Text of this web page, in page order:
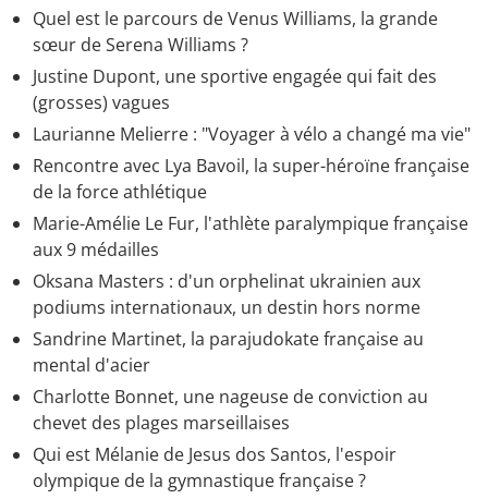
Quel est le parcours de Venus Williams, la grande
sœur de Serena Williams ?
Justine Dupont, une sportive engagée qui fait des
(grosses) vagues
Laurianne Melierre : "Voyager à vélo a changé ma vie"
Rencontre avec Lya Bavoil, la super-héroïne française
de la force athlétique
Marie-Amélie Le Fur, l'athlète paralympique française
aux 9 médailles
Oksana Masters : d'un orphelinat ukrainien aux
podiums internationaux, un destin hors norme
Sandrine Martinet, la parajudokate française au
mental d'acier
Charlotte Bonnet, une nageuse de conviction au
chevet des plages marseillaises
Qui est Mélanie de Jesus dos Santos, l'espoir
olympique de la gymnastique française ?